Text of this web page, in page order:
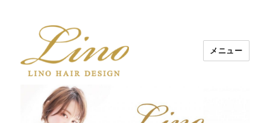
Lino Hair Design 河原町BLOG
メニュー